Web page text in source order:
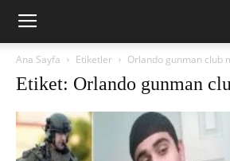
Ana Sayfa Etiketler Orlando gunman club
Etiket: Orlando gunman